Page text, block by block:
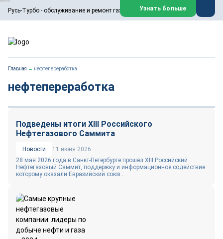
Русь-Турбо - обслуживание и ремонт газовых паровых турбин
ООО «Русь-Турбо» занимается сервисом газовых и паровых
турбин, комплексным ремонтом, восстановлением,
техническим обслуживанием оборудования ТЭС,
работают на нефтегазовых, нефтехимических,
металлургических и других предприятиях.
Реклама. ООО «Русь-Турбо», ИНН 7802588950
Перейти на сайт
Узнать больше
Главная → нефтепереработка
нефтепереработка
Подведены итоги XIII Российского
Нефтегазового Саммита
Новости
11 июня 2026
28 мая 2026 года в Санкт-Петербурге прошёл XIII Российский
Нефтегазовый Саммит, поддержку и информационное содействие
которому оказали Евразийский союз...